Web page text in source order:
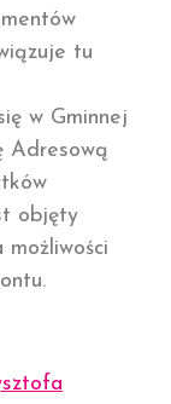
tu
w Gminnej
Adresową
objęty